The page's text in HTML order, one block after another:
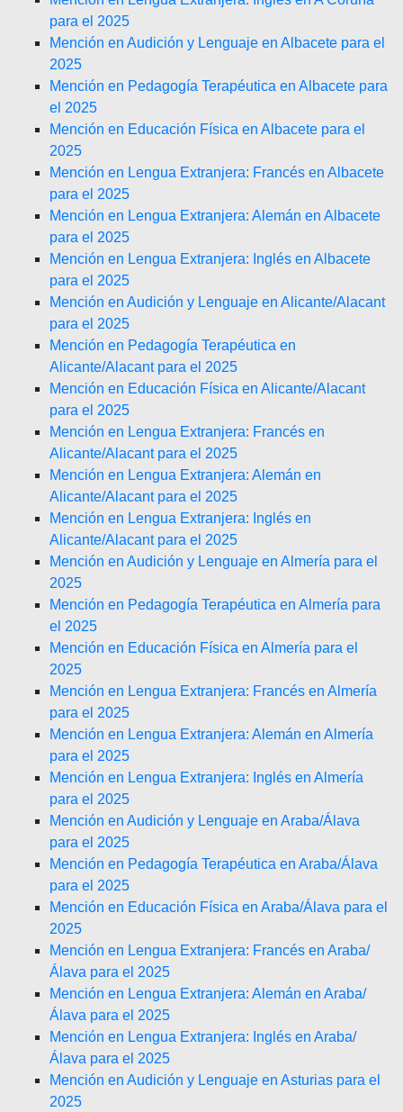
para el 2025
Mención en Audición y Lenguaje en Albacete para el
2025
Mención en Pedagogía Terapéutica en Albacete para
el 2025
Mención en Educación Física en Albacete para el
2025
Mención en Lengua Extranjera: Francés en Albacete
para el 2025
Mención en Lengua Extranjera: Alemán en Albacete
para el 2025
Mención en Lengua Extranjera: Inglés en Albacete
para el 2025
Mención en Audición y Lenguaje en Alicante/Alacant
para el 2025
Mención en Pedagogía Terapéutica en
Alicante/Alacant para el 2025
Mención en Educación Física en Alicante/Alacant
para el 2025
Mención en Lengua Extranjera: Francés en
Alicante/Alacant para el 2025
Mención en Lengua Extranjera: Alemán en
Alicante/Alacant para el 2025
Mención en Lengua Extranjera: Inglés en
Alicante/Alacant para el 2025
Mención en Audición y Lenguaje en Almería para el
2025
Mención en Pedagogía Terapéutica en Almería para
el 2025
Mención en Educación Física en Almería para el
2025
Mención en Lengua Extranjera: Francés en Almería
para el 2025
Mención en Lengua Extranjera: Alemán en Almería
para el 2025
Mención en Lengua Extranjera: Inglés en Almería
para el 2025
Mención en Audición y Lenguaje en Araba/Álava
para el 2025
Mención en Pedagogía Terapéutica en Araba/Álava
para el 2025
Mención en Educación Física en Araba/Álava para el
2025
Mención en Lengua Extranjera: Francés en Araba/
Álava para el 2025
Mención en Lengua Extranjera: Alemán en Araba/
Álava para el 2025
Mención en Lengua Extranjera: Inglés en Araba/
Álava para el 2025
Mención en Audición y Lenguaje en Asturias para el
2025